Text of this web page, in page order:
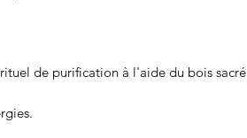
de purification à l'aide du bois sacré